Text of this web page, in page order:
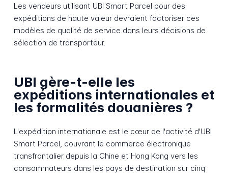
Les vendeurs utilisant UBI Smart Parcel pour des
expéditions de haute valeur devraient factoriser ces
modèles de qualité de service dans leurs décisions de
sélection de transporteur.
UBI gère-t-elle les
expéditions internationales et
les formalités douanières ?
L'expédition internationale est le cœur de l'activité d'UBI
Smart Parcel, couvrant le commerce électronique
transfrontalier depuis la Chine et Hong Kong vers les
consommateurs dans les pays de destination sur cinq